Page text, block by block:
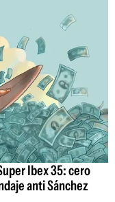
Ibex 35: cero
anti Sánchez